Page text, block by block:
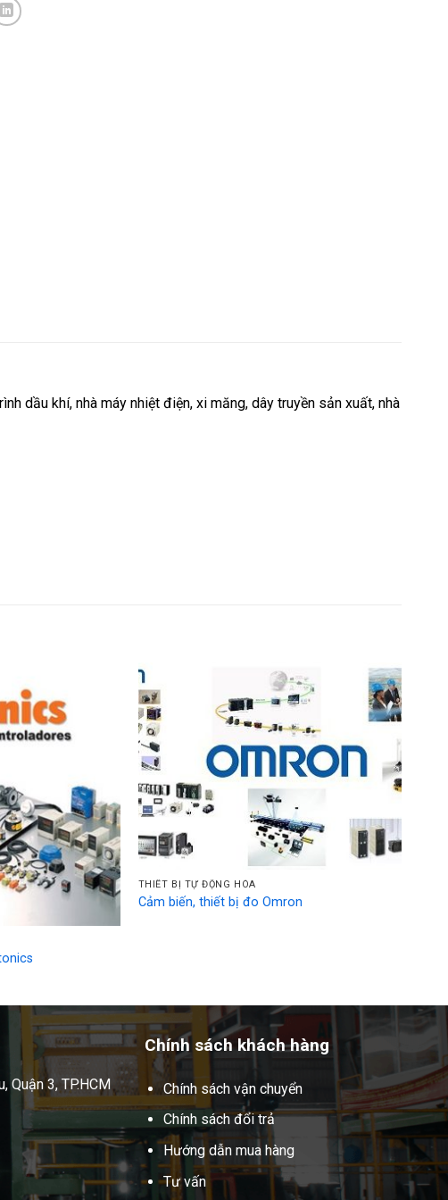
dầu khí, nhà máy nhiệt điện, xi măng, dây truyền sản xuất, nhà
THIẾT BỊ TỰ ĐỘNG HÓA
Cảm biến, thiết bị đo Omron
Quận 3, TP.HCM
Chính sách khách hàng
Chính sách vận chuyển
Chính sách đổi trả
Hướng dẫn mua hàng
Tư vấn